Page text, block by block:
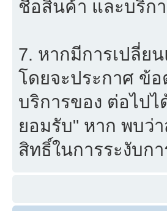
ชื่อสินค้า และบริก
7. หากมีการเปลี่ย
โดยจะประกาศ ข้
บริการของ ต่อไป
ยอมรับ" หาก พบว่
สิทธิ์ในการระงับก